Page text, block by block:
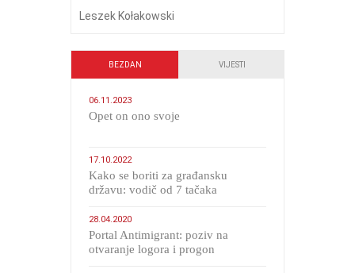
Leszek Kołakowski
BEZDAN VIJESTI
06.11.2023
​Opet on ono svoje
17.10.2022
Kako se boriti za građansku
državu: vodič od 7 tačaka
28.04.2020
Portal Antimigrant: poziv na
otvaranje logora i progon